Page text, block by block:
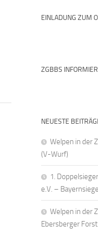
EINLADUNG ZUM
ZGBBS
NEUESTE
Welpen in der
(V-Wurf)
1.
e.V. –
Welpen in der
Ebersberger